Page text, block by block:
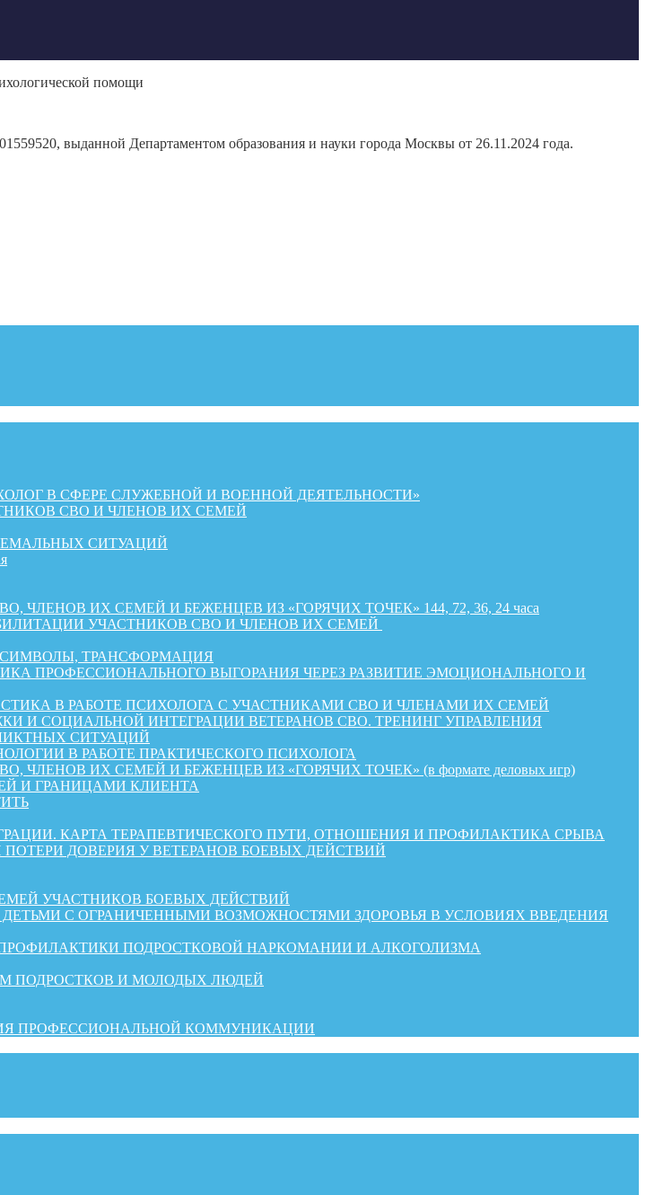
помощи
выданной Департаментом образования и науки города Москвы от 26.11.2024 года.
В СФЕРЕ СЛУЖЕБНОЙ И ВОЕННОЙ ДЕЯТЕЛЬНОСТИ»
СВО И ЧЛЕНОВ ИХ СЕМЕЙ
СИТУАЦИЙ
ИХ СЕМЕЙ И БЕЖЕНЦЕВ ИЗ «ГОРЯЧИХ ТОЧЕК» 144, 72, 36, 24 часа
УЧАСТНИКОВ СВО И ЧЛЕНОВ ИХ СЕМЕЙ
ТРАНСФОРМАЦИЯ
ПРОФЕССИОНАЛЬНОГО ВЫГОРАНИЯ ЧЕРЕЗ РАЗВИТИЕ ЭМОЦИОНАЛЬНОГО И
В РАБОТЕ ПСИХОЛОГА С УЧАСТНИКАМИ СВО И ЧЛЕНАМИ ИХ СЕМЕЙ
И СОЦИАЛЬНОЙ ИНТЕГРАЦИИ ВЕТЕРАНОВ СВО. ТРЕНИНГ УПРАВЛЕНИЯ
СИТУАЦИЙ
В РАБОТЕ ПРАКТИЧЕСКОГО ПСИХОЛОГА
ИХ СЕМЕЙ И БЕЖЕНЦЕВ ИЗ «ГОРЯЧИХ ТОЧЕК» (в формате деловых игр)
И ГРАНИЦАМИ КЛИЕНТА
КАРТА ТЕРАПЕВТИЧЕСКОГО ПУТИ, ОТНОШЕНИЯ И ПРОФИЛАКТИКА СРЫВА
ДОВЕРИЯ У ВЕТЕРАНОВ БОЕВЫХ ДЕЙСТВИЙ
УЧАСТНИКОВ БОЕВЫХ ДЕЙСТВИЙ
С ОГРАНИЧЕННЫМИ ВОЗМОЖНОСТЯМИ ЗДОРОВЬЯ В УСЛОВИЯХ ВВЕДЕНИЯ
ПОДРОСТКОВОЙ НАРКОМАНИИ И АЛКОГОЛИЗМА
ПОДРОСТКОВ И МОЛОДЫХ ЛЮДЕЙ
ПРОФЕССИОНАЛЬНОЙ КОММУНИКАЦИИ